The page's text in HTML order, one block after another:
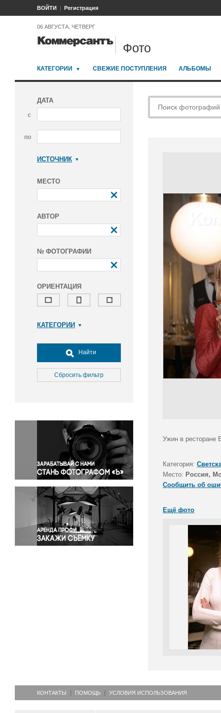
ВОЙТИ Регистрация
06 АВГУСТА, ЧЕТВЕРГ
Фото
КАТЕГОРИИ СВЕЖИЕ ПОСТУПЛЕНИЯ АЛЬБОМЫ
ДАТА
с
по
ИСТОЧНИК
МЕСТО
АВТОР
№ ФОТОГРАФИИ
ОРИЕНТАЦИЯ
КАТЕГОРИИ
Досуг, туризм и отдых
Культура
Медицина
Окружающая среда
Политика
Правосудие
Происшествия и конфликты
Религия
Светская жизнь
Спорт
Экология
Экономика и бизнес
Найти
Сбросить фильтр
Ужин в ресторане
Категория:
Место: Россия,
Сообщить об
Ещё фото
КОНТАКТЫ ПОМОЩЬ УСЛОВИЯ ИСПОЛЬЗОВАНИЯ